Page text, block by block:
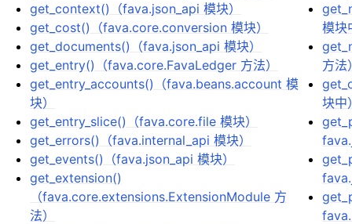
get_context()（fava.json_api 模块）
get_cost()（fava.core.conversion 模块）
get_documents()（fava.json_api 模块）
get_entry()（fava.core.FavaLedger 方法）
get_entry_accounts()（fava.beans.account 模
块）
get_entry_slice()（fava.core.file 模块）
get_errors()（fava.internal_api 模块）
get_events()（fava.json_api 模块）
get_extension()
（fava.core.extensions.ExtensionModule 方
法）
模块
方法
块中